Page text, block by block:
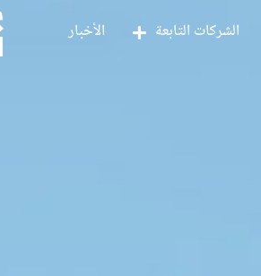
الشركات التابعة الأخبار